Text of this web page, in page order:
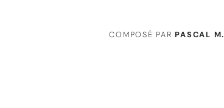
COMPOSÉ PARPASCAL M.